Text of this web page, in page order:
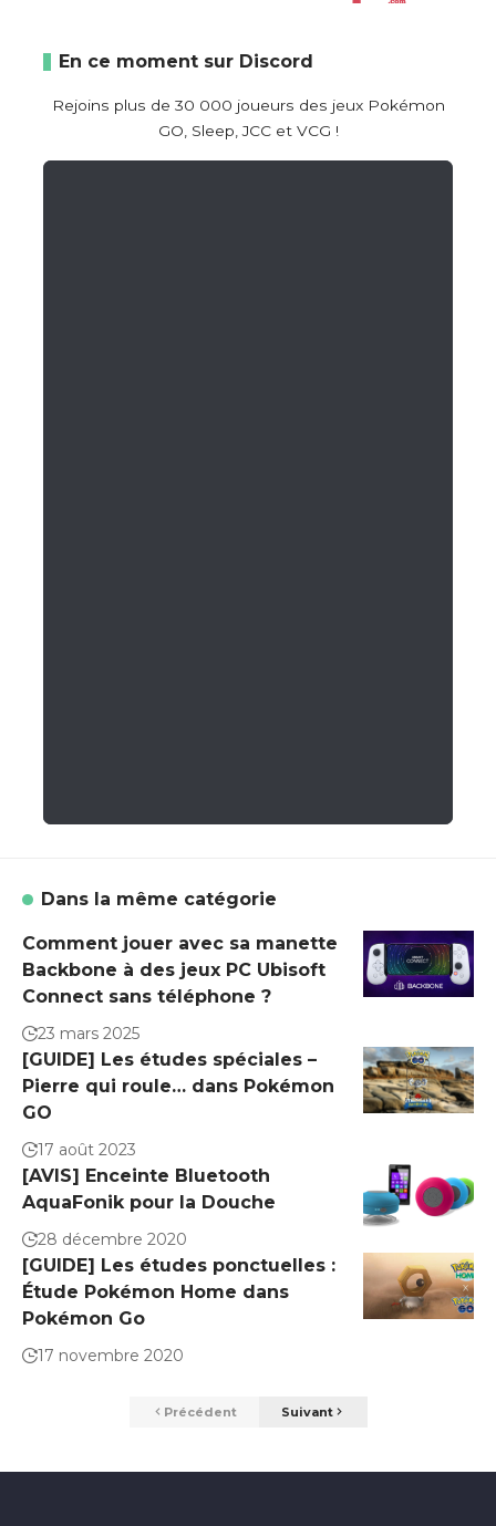
En ce moment sur Discord
Rejoins plus de 30 000 joueurs des jeux Pokémon
GO, Sleep, JCC et VCG !
Dans la même catégorie
Comment jouer avec sa manette
Backbone à des jeux PC Ubisoft
Connect sans téléphone ?
23 mars 2025
[GUIDE] Les études spéciales –
Pierre qui roule… dans Pokémon
GO
17 août 2023
[AVIS] Enceinte Bluetooth
AquaFonik pour la Douche
28 décembre 2020
[GUIDE] Les études ponctuelles :
Étude Pokémon Home dans
Pokémon Go
17 novembre 2020
Précédent Suivant